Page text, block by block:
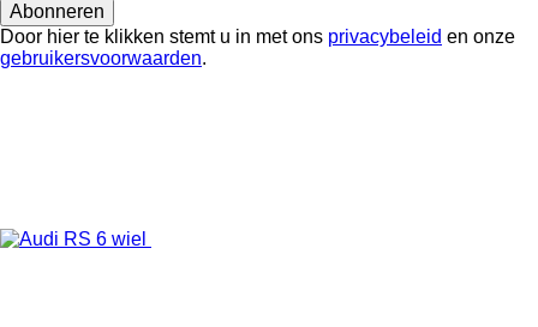
Abonneren
Door hier te klikken stemt u in met ons privacybeleid en onze
gebruikersvoorwaarden.